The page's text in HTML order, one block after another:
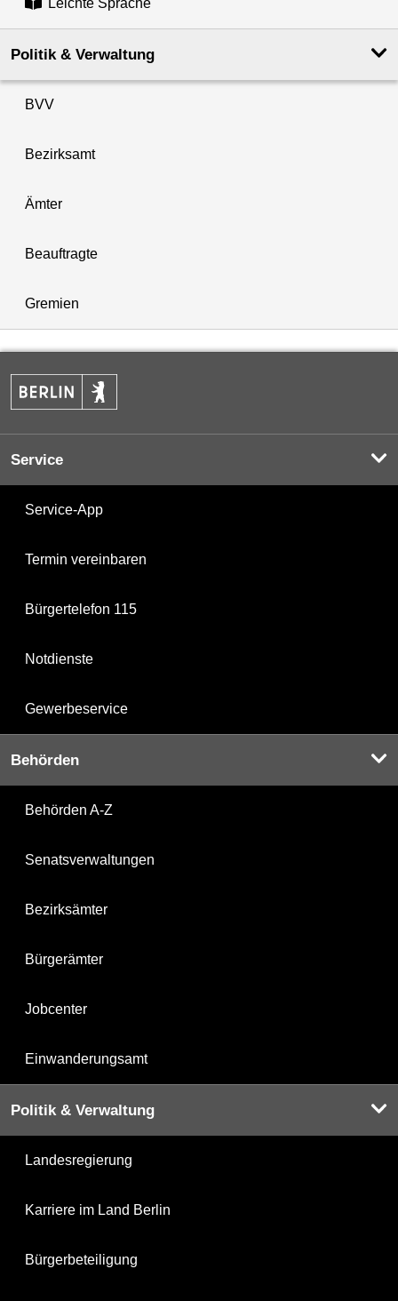
Leichte Sprache
Politik & Verwaltung
BVV
Bezirksamt
Ämter
Beauftragte
Gremien
Service
Service-App
Termin vereinbaren
Bürgertelefon 115
Notdienste
Gewerbeservice
Behörden
Behörden A-Z
Senatsverwaltungen
Bezirksämter
Bürgerämter
Jobcenter
Einwanderungsamt
Politik & Verwaltung
Landesregierung
Karriere im Land Berlin
Bürgerbeteiligung